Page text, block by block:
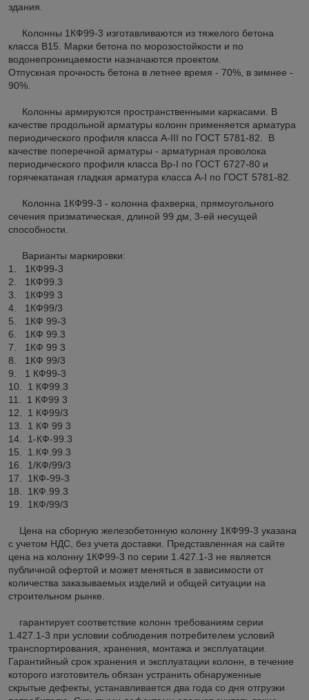
здания.
Колонны 1КФ99-3 изготавливаются из тяжелого бетона
класса В15. Марки бетона по морозостойкости и по
водонепроницаемости назначаются проектом.
Отпускная прочность бетона в летнее время - 70%, в зимнее -
90%.
Колонны армируются пространственными каркасами. В
качестве продольной арматуры колонн применяется арматура
периодического профиля класса A-III по ГОСТ 5781-82. В
качестве поперечной арматуры - арматурная проволока
периодического профиля класса Вр-I по ГОСТ 6727-80 и
горячекатаная гладкая арматура класса A-I по ГОСТ 5781-82.
Колонна 1КФ99-3 - колонна фахверка, прямоугольного
сечения призматическая, длиной 99 дм, 3-ей несущей
способности.
Варианты маркировки:
1. 1КФ99-3
2. 1КФ99.3
3. 1КФ99 3
4. 1КФ99/3
5. 1КФ 99-3
6. 1КФ 99.3
7. 1КФ 99 3
8. 1КФ 99/3
9. 1 КФ99-3
10. 1 КФ99.3
11. 1 КФ99 3
12. 1 КФ99/3
13. 1 КФ 99 3
14. 1-КФ-99.3
15. 1.КФ.99.3
16. 1/КФ/99/3
17. 1КФ-99-3
18. 1КФ.99.3
19. 1КФ/99/3
Цена на сборную железобетонную колонну 1КФ99-3 указана
с учетом НДС, без учета доставки. Представленная на сайте
цена на колонну 1КФ99-3 по серии 1.427.1-3 не является
публичной офертой и может меняться в зависимости от
количества заказываемых изделий и общей ситуации на
строительном рынке.
гарантирует соответствие колонн требованиям серии
1.427.1-3 при условии соблюдения потребителем условий
транспортирования, хранения, монтажа и эксплуатации.
Гарантийный срок хранения и эксплуатации колонн, в течение
которого изготовитель обязан устранить обнаруженные
скрытые дефекты, устанавливается два года со дня отгрузки